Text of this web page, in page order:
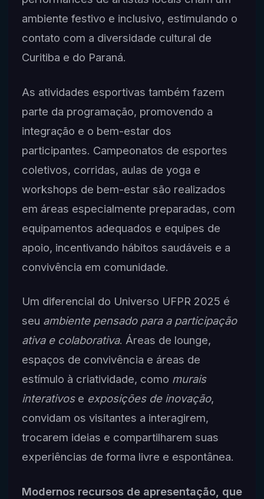
ambiente festivo e inclusivo, estimulando o
contato com a diversidade cultural de
Curitiba e do Paraná.
As atividades esportivas também fazem
parte da programação, promovendo a
integração e o bem-estar dos
participantes. Campeonatos de esportes
coletivos, corridas, aulas de yoga e
workshops de bem-estar são realizados
em áreas especialmente preparadas, com
equipamentos adequados e equipes de
apoio, incentivando hábitos saudáveis e a
convivência em comunidade.
Um diferencial do Universo UFPR 2025 é
seu ambiente pensado para a participação
ativa e colaborativa. Áreas de lounge,
espaços de convivência e áreas de
estímulo à criatividade, como murais
interativose exposições de inovação,
convidam os visitantes a interagirem,
trocarem ideias e compartilharem suas
experiências de forma livre e espontânea.
Modernos recursos de apresentação, que